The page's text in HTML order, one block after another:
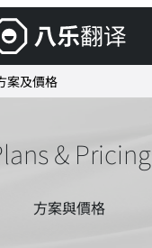
「Yaraku
案及價格
& Pricing
方案與價格